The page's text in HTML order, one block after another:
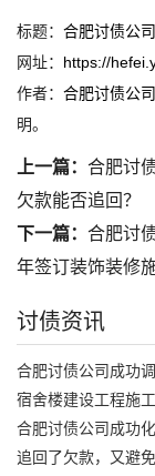
标题： 合肥讨债公
网址： https://
作者： 合肥讨债公司
明。
上一篇： 合肥讨
欠款能否追回？
下一篇： 合肥讨
年签订装饰装修
讨债资讯
合肥讨债公司成功
宿舍楼建设工程施
合肥讨债公司成功
追回了欠款，又避